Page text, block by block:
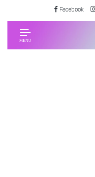
Facebook